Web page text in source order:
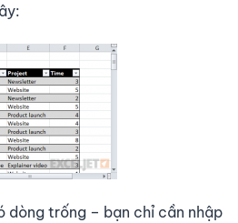
dòng trống – bạn chỉ cần nhập